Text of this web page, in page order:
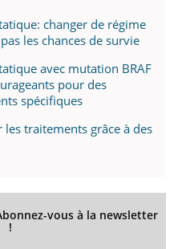
changer de régime
les chances de survie
avec mutation BRAF
pour des
spécifiques
les traitements grâce à des
vous à la newsletter
!